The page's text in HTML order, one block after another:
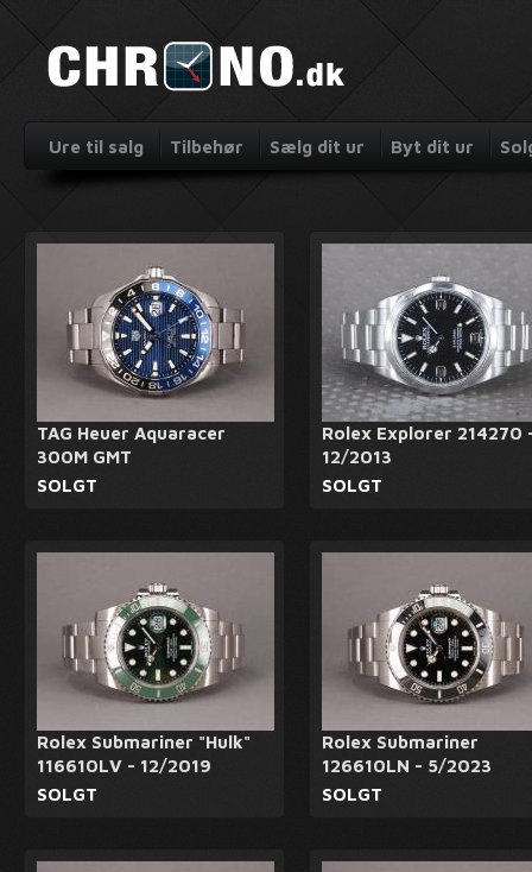
Ure til salg Tilbehør Sælg dit ur Byt dit ur
TAG Heuer Aquaracer
300M GMT
SOLGT
Rolex Explorer 214270
12/2013
SOLGT
Rolex Submariner "Hulk"
116610LV - 12/2019
SOLGT
Rolex Submariner
126610LN - 5/2023
SOLGT